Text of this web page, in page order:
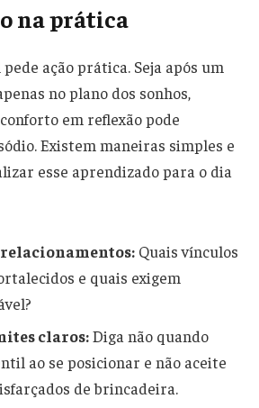
na prática
ação prática. Seja após um
no plano dos sonhos,
em reflexão pode
Existem maneiras simples e
esse aprendizado para o dia
relacionamentos: Quais vínculos
e quais exigem
claros:Diga não quando
ao se posicionar e não aceite
de brincadeira.